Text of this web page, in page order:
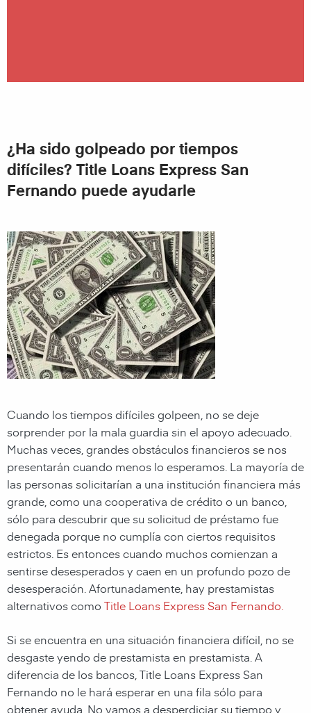
¿Ha sido golpeado por tiempos
difíciles? Title Loans Express San
Fernando puede ayudarle
Cuando los tiempos difíciles golpeen, no se deje
sorprender por la mala guardia sin el apoyo adecuado.
Muchas veces, grandes obstáculos financieros se nos
presentarán cuando menos lo esperamos. La mayoría de
las personas solicitarían a una institución financiera más
grande, como una cooperativa de crédito o un banco,
sólo para descubrir que su solicitud de préstamo fue
denegada porque no cumplía con ciertos requisitos
estrictos. Es entonces cuando muchos comienzan a
sentirse desesperados y caen en un profundo pozo de
desesperación. Afortunadamente, hay prestamistas
alternativos como Title Loans Express San Fernando
Si se encuentra en una situación financiera difícil, no se
desgaste yendo de prestamista en prestamista. A
diferencia de los bancos, Title Loans Express San
Fernando no le hará esperar en una fila sólo para
obtener ayuda. No vamos a desperdiciar su tiempo y